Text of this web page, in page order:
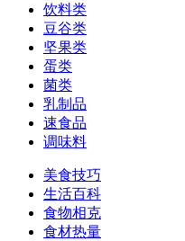
饮料类
豆谷类
坚果类
蛋类
菌类
乳制品
速食品
调味料
美食技巧
生活百科
食物相克
食材热量